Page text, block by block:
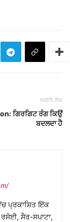
ਅਗਲੇ ਲੇਖ
ਗਿਰਗਿਟ ਰੰਗ ਕਿਉਂ
ਬਦਲਦਾ ਹੈ
ਪ੍ਰਕਾਸ਼ਿਤ ਇੱਕ
ਸੈਰ-ਸਪਾਟਾ,